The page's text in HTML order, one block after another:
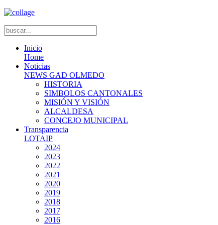
Inicio
Home
Noticias
NEWS GAD OLMEDO
HISTORIA
SIMBOLOS CANTONALES
MISIÓN Y VISIÓN
ALCALDESA
CONCEJO MUNICIPAL
Transparencia
LOTAIP
2024
2023
2022
2021
2020
2019
2018
2017
2016